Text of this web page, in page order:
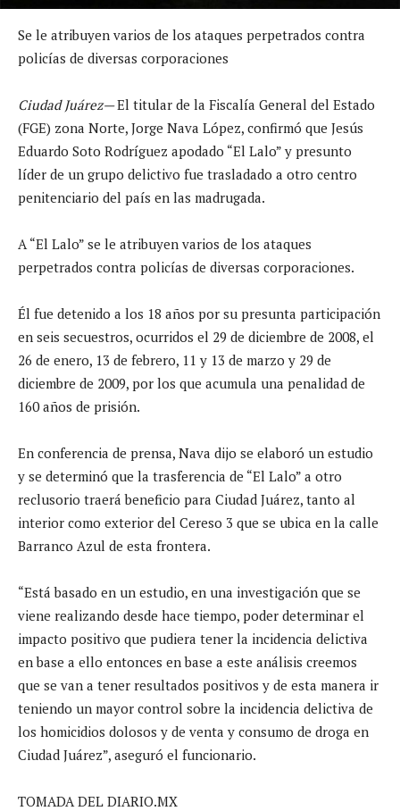
Se le atribuyen varios de los ataques perpetrados contra
policías de diversas corporaciones
Ciudad Juárez—El titular de la Fiscalía General del Estado
(FGE) zona Norte, Jorge Nava López, confirmó que Jesús
Eduardo Soto Rodríguez apodado “El Lalo” y presunto
líder de un grupo delictivo fue trasladado a otro centro
penitenciario del país en las madrugada.
A “El Lalo” se le atribuyen varios de los ataques
perpetrados contra policías de diversas corporaciones.
Él fue detenido a los 18 años por su presunta participación
en seis secuestros, ocurridos el 29 de diciembre de 2008, el
26 de enero, 13 de febrero, 11 y 13 de marzo y 29 de
diciembre de 2009, por los que acumula una penalidad de
160 años de prisión.
En conferencia de prensa, Nava dijo se elaboró un estudio
y se determinó que la trasferencia de “El Lalo” a otro
reclusorio traerá beneficio para Ciudad Juárez, tanto al
interior como exterior del Cereso 3 que se ubica en la calle
Barranco Azul de esta frontera.
“Está basado en un estudio, en una investigación que se
viene realizando desde hace tiempo, poder determinar el
impacto positivo que pudiera tener la incidencia delictiva
en base a ello entonces en base a este análisis creemos
que se van a tener resultados positivos y de esta manera ir
teniendo un mayor control sobre la incidencia delictiva de
los homicidios dolosos y de venta y consumo de droga en
Ciudad Juárez”, aseguró el funcionario.
TOMADA DEL DIARIO.MX